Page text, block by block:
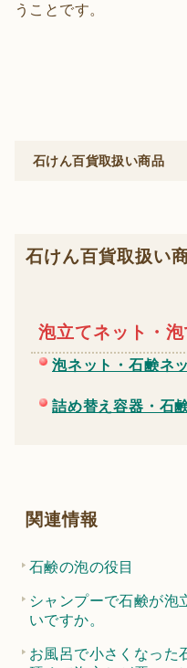
うことです。
石けん百貨取扱い商品
石けん百貨取扱い
泡立てネット・
泡ネット・石鹸ネ
詰め替え容器・石
関連情報
石鹸の泡の役目
シャンプーで石鹸が泡
いですか。
お風呂で小さくなった